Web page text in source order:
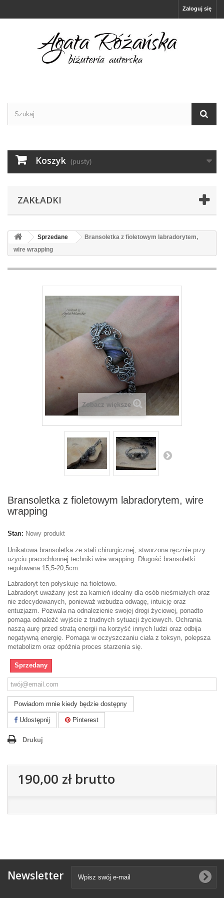
Zaloguj się
Koszyk (pusty)
ZAKŁADKI
Sprzedane
Bransoletka z fioletowym labradorytem,
wire wrapping
Zobacz większe
Bransoletka z fioletowym labradorytem, wire
wrapping
Stan: Nowy produkt
Unikatowa bransoletka ze stali chirurgicznej, stworzona ręcznie przy
użyciu pracochłonnej techniki wire wrapping. Długość bransoletki
regulowana 15,5-20,5cm.
Labradoryt ten połyskuje na fioletowo.
Labradoryt uważany jest za kamień idealny dla osób nieśmiałych oraz
nie zdecydowanych, ponieważ wzbudza odwagę, intuicję oraz
entuzjazm. Pozwala na odnalezienie swojej drogi życiowej, ponadto
pomaga odnaleźć wyjście z trudnych sytuacji życiowych. Ochrania
naszą aurę przed stratą energii na korzyść innych ludzi oraz odbija
negatywną energię. Pomaga w oczyszczaniu ciała z toksyn, polepsza
metabolizm oraz opóźnia proces starzenia się.
Sprzedany
Powiadom mnie kiedy będzie dostępny
Udostępnij Pinterest
Drukuj
190,00 złbrutto
Newsletter